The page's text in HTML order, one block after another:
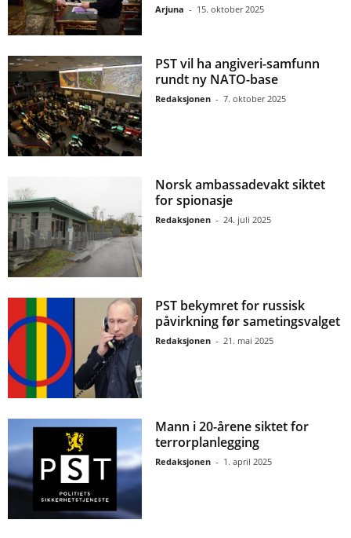
Arjuna - 15. oktober 2025
PST vil ha angiveri-samfunn
rundt ny NATO-base
Redaksjonen - 7. oktober 2025
Norsk ambassadevakt siktet
for spionasje
Redaksjonen - 24. juli 2025
PST bekymret for russisk
påvirkning før sametingsvalget
Redaksjonen - 21. mai 2025
Mann i 20-årene siktet for
terrorplanlegging
Redaksjonen - 1. april 2025